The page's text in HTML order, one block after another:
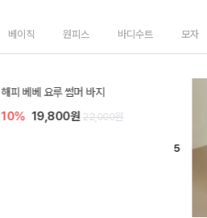
베이직 원피스 바디수트 모자
[SIZE ~6Y] 델린 린넨 바지
10% 21,600원 24,000원